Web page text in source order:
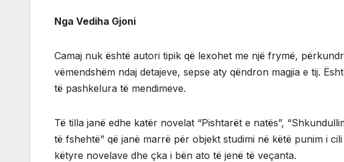
Nga Vediha Gjoni
Camaj nuk është autori tipik që lexohet me një frymë,
vëmendshëm ndaj detajeve, sepse aty qëndron magjia e tij.
të pashkelura të mendimeve.
Të tilla janë edhe katër novelat “Pishtarët e natës”,
të fshehtë” që janë marrë për objekt studimi në këtë punim i
këtyre novelave dhe çka i bën ato të jenë të veçanta.